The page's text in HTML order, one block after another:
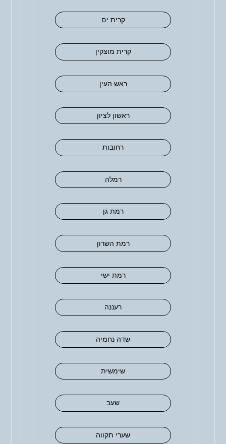
קרית ים
קרית מוצקין
ראש העין
ראשון לציון
רחובות
רמלה
רמת גן
רמת השרון
רמת ישי
רעננה
שדה נחמיה
שימשית
שעב
שערי תקווה